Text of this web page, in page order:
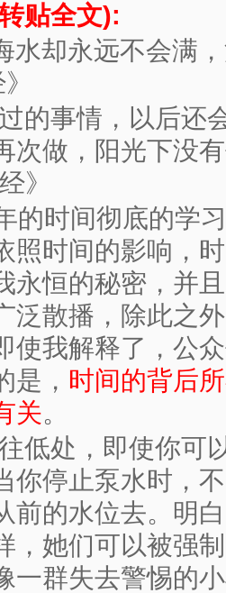
贴全文):
水却永远不会满
的事情，以后还
次做，阳光下没
》
的时间彻底的学
照时间的影响，
永恒的秘密，并
泛散播，除此之
使我解释了，公
是， 时间的背后
关。
低处，即使你可
你停止泵水时，
前的水位去。明
，她们可以被强
一群失去警惕的